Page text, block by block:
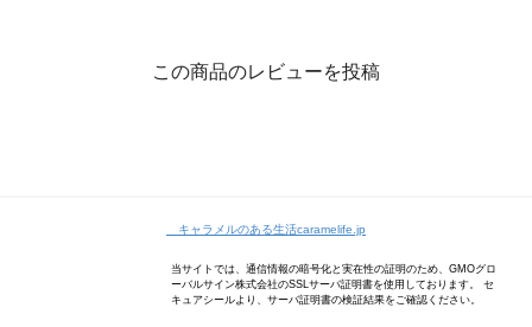
この商品のレビューを投稿
キャラメルのある生活caramelife.jp
当サイトでは、通信情報の暗号化と実在性の証明のため、GMOグロ
ーバルサイン株式会社のSSLサーバ証明書を使用しております。 セ
キュアシールより、サーバ証明書の検証結果をご確認ください。